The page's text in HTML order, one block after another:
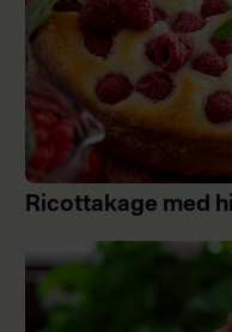
Ricottakage med